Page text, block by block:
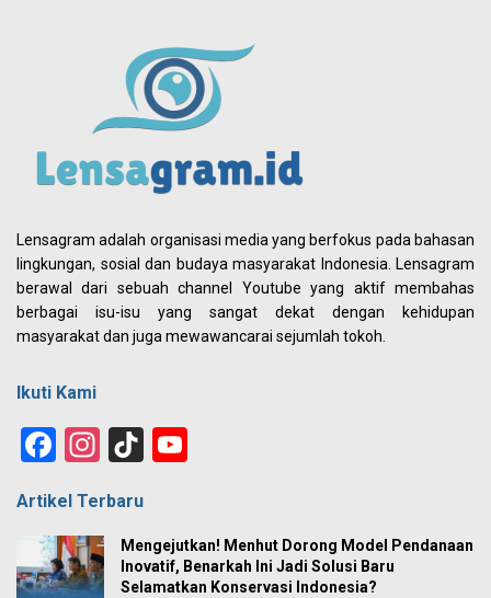
Lensagram adalah organisasi media yang berfokus pada bahasan
lingkungan, sosial dan budaya masyarakat Indonesia. Lensagram
berawal dari sebuah channel Youtube yang aktif membahas
berbagai isu-isu yang sangat dekat dengan kehidupan
masyarakat dan juga mewawancarai sejumlah tokoh.
Ikuti Kami
Facebook
Instagram
TikTok
Artikel Terbaru
Mengejutkan! Menhut Dorong Model Pendanaan
Inovatif, Benarkah Ini Jadi Solusi Baru
Selamatkan Konservasi Indonesia?